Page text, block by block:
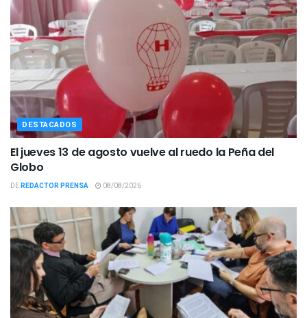
DESTACADOS
El jueves 13 de agosto vuelve al ruedo la Peña del
Globo
DEREDACTOR PRENSA 08/08/2026